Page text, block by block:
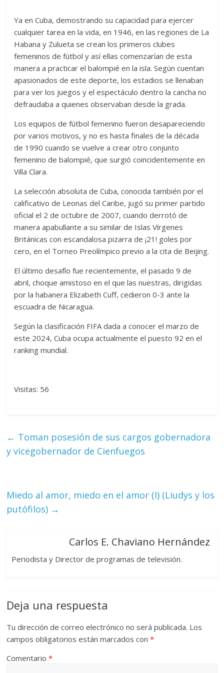
Ya en Cuba, demostrando su capacidad para ejercer
cualquier tarea en la vida, en 1946, en las regiones de La
Habana y Zulueta se crean los primeros clubes
femeninos de fútbol y así ellas comenzarían de esta
manera a practicar el balompié en la isla. Según cuentan
apasionados de este deporte, los estadios se llenaban
para ver los juegos y el espectáculo dentro la cancha no
defraudaba a quienes observaban desde la grada.
Los equipos de fútbol femenino fueron desapareciendo
por varios motivos, y no es hasta finales de la década
de 1990 cuando se vuelve a crear otro conjunto
femenino de balompié, que surgió coincidentemente en
Villa Clara.
La selección absoluta de Cuba, conocida también por el
calificativo de Leonas del Caribe, jugó su primer partido
oficial el 2 de octubre de 2007, cuando derrotó de
manera apabullante a su similar de Islas Vírgenes
Británicas con escandalosa pizarra de ¡21! goles por
cero, en el Torneo Preolímpico previo a la cita de Beijing.
El último desafío fue recientemente, el pasado 9 de
abril, choque amistoso en el que las nuestras, dirigidas
por la habanera Elizabeth Cuff, cedieron 0-3 ante la
escuadra de Nicaragua.
Según la clasificación FIFA dada a conocer el marzo de
este 2024, Cuba ocupa actualmente el puesto 92 en el
ranking mundial.
Visitas: 56
← Toman posesión de sus cargos gobernadora
y vicegobernador de Cienfuegos
Miedo al amor, miedo en el amor (I) (Liudys y los
putófilos) →
Carlos E. Chaviano Hernández
Periodista y Director de programas de televisión.
Deja una respuesta
Tu dirección de correo electrónico no será publicada. Los
campos obligatorios están marcados con*
Comentario*